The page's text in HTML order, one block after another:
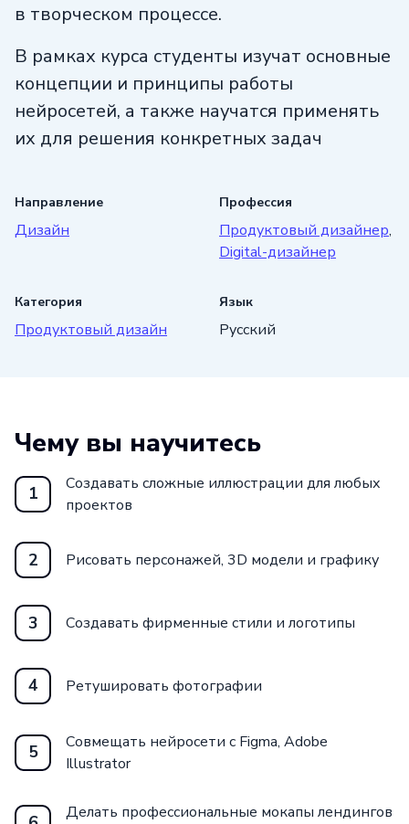
в творческом процессе.
В рамках курса студенты изучат основные
концепции и принципы работы
нейросетей, а также научатся применять
их для решения конкретных задач
спектр тем, начиная от основных
алгоритмов глубокого обучения
до создания и обучения собственных
использовать нейросети для создания
уникальных и креативных дизайнерских
нейросетей для анализа и классификации
После успешного окончания курса
студенты смогут применять полученные
знания в своей профессиональной
профессии, как Продуктовый дизайнер
и Digital-дизайнер, и смогут создавать
инновационные, эстетически
привлекательные и функциональные
дизайнерские решения.
Присоединяйтесь к нашей школе
Направление
Дизайн
Профессия
Продуктовый дизайнер,
Digital-дизайнер
Категория
Продуктовый дизайн
Язык
Русский
Чему вы научитесь
1
Создавать сложные иллюстрации для любых
проектов
2 Рисовать персонажей, 3D модели и графику
3 Создавать фирменные стили и логотипы
4 Ретушировать фотографии
5
Совмещать нейросети с Figma, Adobe
Illustrator
Делать профессиональные мокапы лендингов